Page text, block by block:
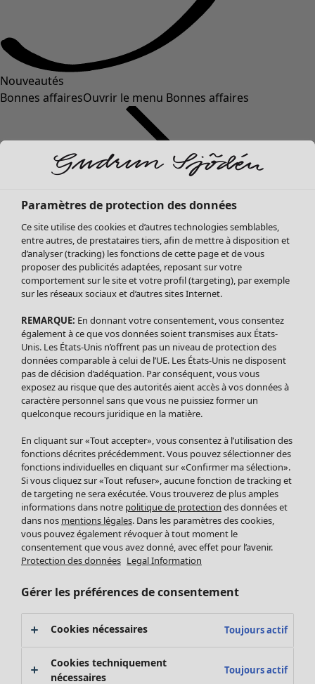
Nouveautés
Bonnes affairesOuvrir le menu Bonnes affaires
Soldes Vêtements
Tous les vêtements
Robes
Tuniques
Blouses
Tops
Gilets
Pantalon
Jupes
Leggings et collants
Accessoires
Chaussures
Vêtements de bain
Basics
Soldes Mobilier
Bonnes affaires déco
Décoration
Textiles
Tapis
Éponge
Paramètres de protection des données
Ce site utilise des cookies et d’autres technologies semblables,
entre autres, de prestataires tiers, afin de mettre à disposition et
d’analyser (tracking) les fonctions de cette page et de vous
proposer des publicités adaptées, reposant sur votre
comportement sur le site et votre profil (targeting), par exemple
sur les réseaux sociaux et d’autres sites Internet.
REMARQUE: En donnant votre consentement, vous consentez
également à ce que vos données soient transmises aux États-
Unis. Les États-Unis n’offrent pas un niveau de protection des
données comparable à celui de l’UE. Les États-Unis ne disposent
pas de décision d’adéquation. Par conséquent, vous vous
exposez au risque que des autorités aient accès à vos données à
caractère personnel sans que vous ne puissiez former un
quelconque recours juridique en la matière.
En cliquant sur «Tout accepter», vous consentez à l’utilisation des
fonctions décrites précédemment. Vous pouvez sélectionner des
fonctions individuelles en cliquant sur «Confirmer ma sélection».
Si vous cliquez sur «Tout refuser», aucune fonction de tracking et
de targeting ne sera exécutée. Vous trouverez de plus amples
informations dans notre politique de protection des données et
dans nos mentions légales. Dans les paramètres des cookies,
vous pouvez également révoquer à tout moment le
consentement que vous avez donné, avec effet pour l’avenir.
Protection des données Legal Information
Gérer les préférences de consentement
Cookies nécessaires Toujours actif
Cookies techniquement
nécessaires
Toujours actif